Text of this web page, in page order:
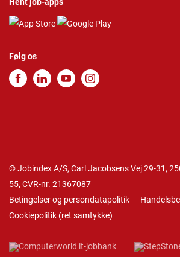
Følg os
© Jobindex A/S, Carl Jacobsens Vej 29-31,
55, CVR-nr. 21367087
Betingelser og persondatapolitik
Cookiepolitik (ret samtykke)